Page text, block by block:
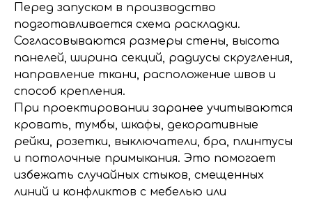
Перед запуском в производство
подготавливается схема раскладки.
Согласовываются размеры стены, высота
панелей, ширина секций, радиусы скругления,
направление ткани, расположение швов и
способ крепления.
При проектировании заранее учитываются
кровать, тумбы, шкафы, декоративные
рейки, розетки, выключатели, бра, плинтусы
и потолочные примыкания. Это помогает
избежать случайных стыков, смещенных
линий и конфликтов с мебелью или